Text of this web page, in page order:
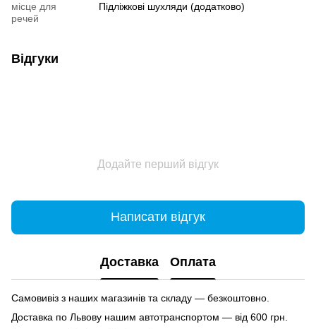
місце для
речей
Підліжкові шухляди (додатково)
Відгуки
Додайте перший відгук
Написати відгук
Доставка Оплата
Самовивіз з наших магазинів та складу — безкоштовно.
Доставка по Львову нашим автотранспортом — від 600 грн.